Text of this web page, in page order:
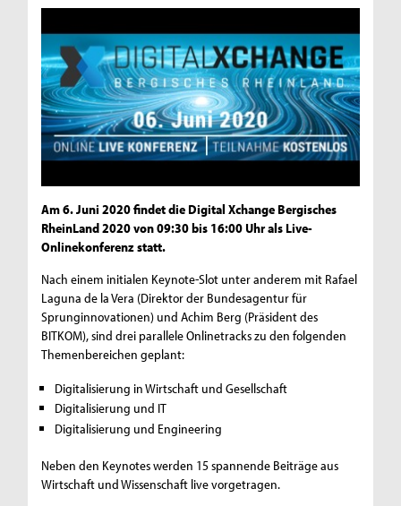
Am 6. Juni 2020 findet die Digital Xchange Bergisches
RheinLand 2020 von 09:30 bis 16:00 Uhr als Live-
Onlinekonferenz statt.
Nach einem initialen Keynote-Slot unter anderem mit Rafael
Laguna de la Vera (Direktor der Bundesagentur für
Sprunginnovationen) und Achim Berg (Präsident des
BITKOM), sind drei parallele Onlinetracks zu den folgenden
Themenbereichen geplant:
Digitalisierung in Wirtschaft und Gesellschaft
Digitalisierung und IT
Digitalisierung und Engineering
Neben den Keynotes werden 15 spannende Beiträge aus
Wirtschaft und Wissenschaft live vorgetragen.